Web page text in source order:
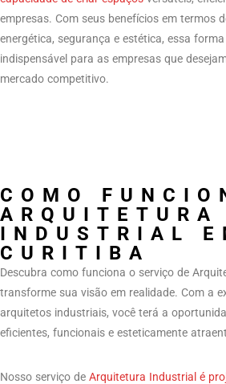
empresas. Com seus benefícios em termos
energética, segurança e estética, essa
indispensável para as empresas que
mercado competitivo.
COMO
ARQUITETURA
INDUSTRIAL
CURITIBA
Descubra como funciona o serviço de
transforme sua visão em realidade. Com a
arquitetos industriais, você terá a
eficientes, funcionais e esteticamente
Nosso serviço de Arquitetura Industrial é